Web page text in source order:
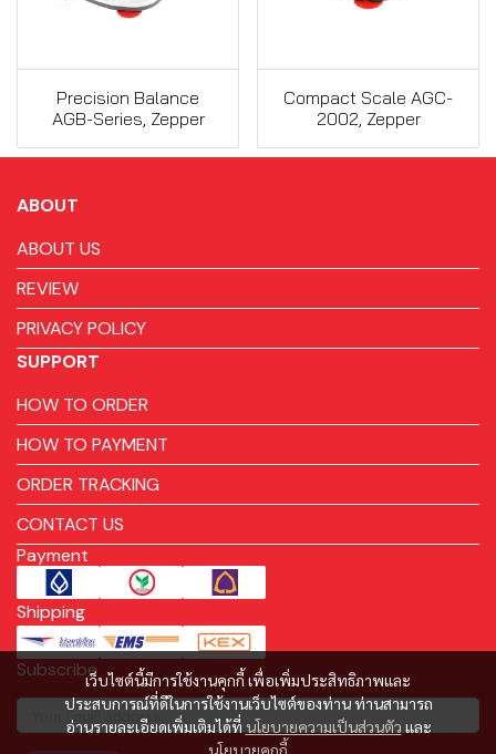
Precision Balance
AGB-Series, Zepper
Compact Scale AGC-
2002, Zepper
เว็บไซต์นี้มีการใช้งานคุกกี้ เพื่อเพิ่มประสิทธิภาพและ
ประสบการณ์ที่ดีในการใช้งานเว็บไซต์ของท่าน ท่านสามารถ
อ่านรายละเอียดเพิ่มเติมได้ที่ นโยบายความเป็นส่วนตัว และ
นโยบายคุกกี้
ABOUT
ABOUT US
REVIEW
PRIVACY POLICY
SUPPORT
HOW TO ORDER
HOW TO PAYMENT
ORDER TRACKING
CONTACT US
Payment
Shipping
Subscribe